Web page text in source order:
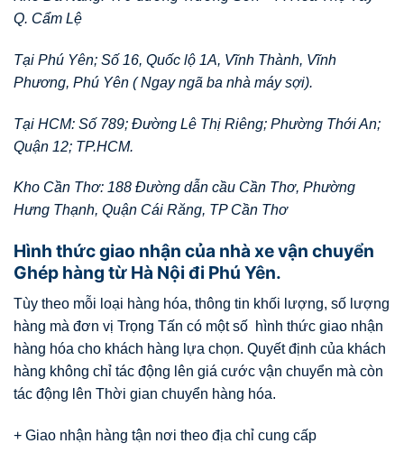
Q. Cẩm Lệ
Tại Phú Yên; Số 16, Quốc lộ 1A, Vĩnh Thành, Vĩnh
Phương, Phú Yên ( Ngay ngã ba nhà máy sợi).
Tại HCM: Số 789; Đường Lê Thị Riêng; Phường Thới An;
Quận 12; TP.HCM.
Kho Cần Thơ: 188 Đường dẫn cầu Cần Thơ, Phường
Hưng Thạnh, Quận Cái Răng, TP Cần Thơ
Hình thức giao nhận của nhà xe vận chuyển
Ghép hàng từ Hà Nội đi Phú Yên.
Tùy theo mỗi loại hàng hóa, thông tin khối lượng, số lượng
hàng mà đơn vị Trọng Tấn có một số hình thức giao nhận
hàng hóa cho khách hàng lựa chọn. Quyết định của khách
hàng không chỉ tác động lên giá cước vận chuyển mà còn
tác động lên Thời gian chuyển hàng hóa.
+ Giao nhận hàng tận nơi theo địa chỉ cung cấp